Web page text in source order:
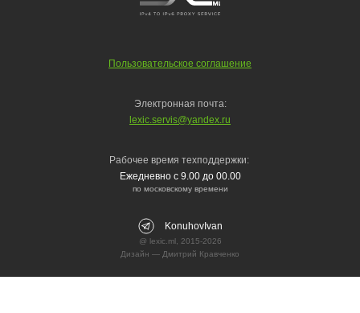
Пользовательское соглашение
Электронная почта:
lexic.servis@yandex.ru
Рабочее время техподдержки:
Ежедневно с 9.00 до 00.00
по московскому времени
KonuhovIvan
@ lexic.ml, 2015-2026
Дизайн — Дмитрий Кравченко